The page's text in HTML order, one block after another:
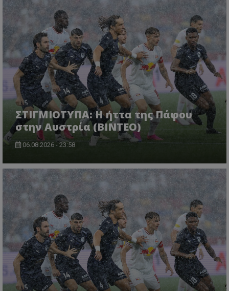
ΣΤΙΓΜΙΟΤΥΠΑ: Η ήττα της Πάφου
στην Αυστρία (ΒΙΝΤΕΟ)
06.08.2026 - 23:58